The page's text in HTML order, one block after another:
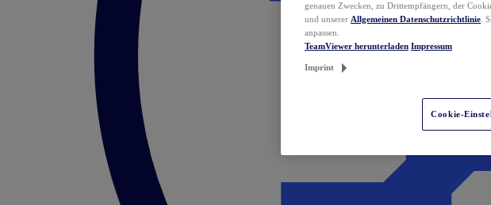
genauen Zwecken, zu Drittempfängern, der
und unserer Allgemeinen Datenschutzrichtlinie .
anpassen.
TeamViewer herunterladen Impressum
Imprint
Cookie-